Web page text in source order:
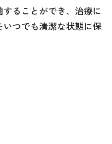
ることができ、治療に
つでも清潔な状態に保